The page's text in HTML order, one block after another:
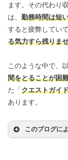
ます。その代わり
は、 勤務時間は短
すると疲弊してい
る気力すら残りま
このような中で、
間をとることが困
た「クエストガイ
あります。
このブログに